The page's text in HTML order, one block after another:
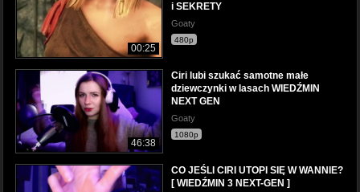
00:25
i SEKRETY
Goaty
480p
46:38
Ciri lubi szukać samotne małe
dziewczynki w lasach WIEDŹMIN
NEXT GEN
Goaty
1080p
CO JEŚLI CIRI UTOPI SIĘ W WANNIE?
[ WIEDŹMIN 3 NEXT-GEN ]